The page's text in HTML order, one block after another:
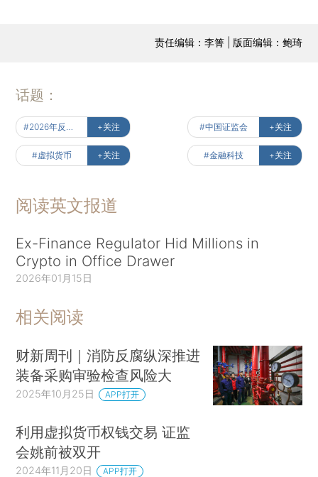
责任编辑：李箐 | 版面编辑：鲍琦
话题：
+关注 #中国证监会 +关注
#虚拟货币 +关注 #金融科技 +关注
阅读英文报道
Ex-Finance Regulator Hid Millions in
Crypto in Office Drawer
2026年01月15日
相关阅读
财新周刊｜消防反腐纵深推进
装备采购审验检查风险大
2025年10月25日 APP打开
利用虚拟货币权钱交易 证监
会姚前被双开
2024年11月20日 APP打开